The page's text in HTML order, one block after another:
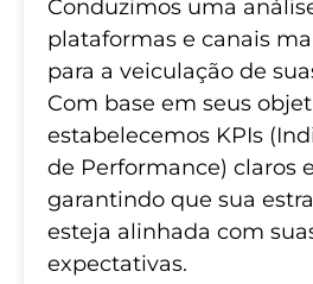
Conduzimos uma
plataformas e canais
para a veiculação de
Com base em seus
estabelecemos KPIs
de Performance) claros
garantindo que sua
esteja alinhada com
expectativas.